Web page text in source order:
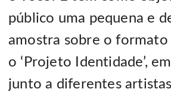
público uma pequena e
amostra sobre o formato
o ‘Projeto Identidade’,
junto a diferentes